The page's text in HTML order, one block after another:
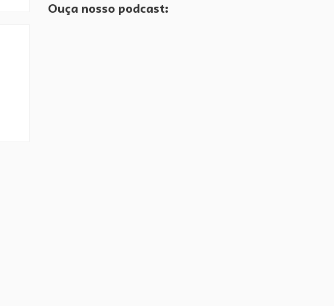
Ouça nosso podcast: